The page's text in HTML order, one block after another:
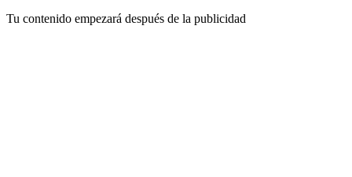
Tu contenido empezará después de la publicidad